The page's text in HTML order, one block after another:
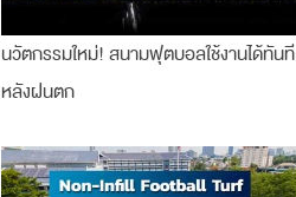
นวัตกรรมใหม่! สนามฟุตบอลใช้งานได้ทันที
หลังฝนตก